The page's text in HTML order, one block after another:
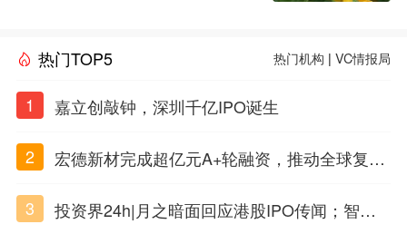
热门TOP5 热门机构 |VC情报局
1 嘉立创敲钟，深圳千亿IPO诞生
2
宏德新材完成超亿元A+轮融资，推动全球复合
3
投资界24h|月之暗面回应港股IPO传闻；智元